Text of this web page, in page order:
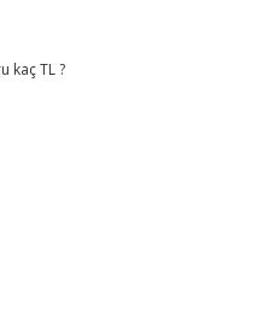
kaç TL ?